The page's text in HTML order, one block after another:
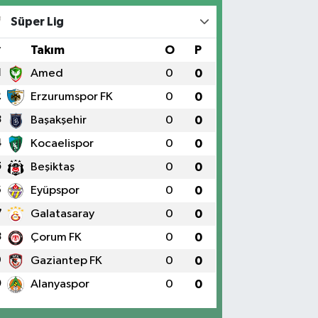
Süper Lig
Takım O P
Amed 0 0
Erzurumspor FK 0 0
Başakşehir 0 0
Kocaelispor 0 0
Beşiktaş 0 0
Eyüpspor 0 0
Galatasaray 0 0
Çorum FK 0 0
Gaziantep FK 0 0
Alanyaspor 0 0